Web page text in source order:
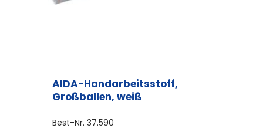
AIDA-Handarbeitsstoff,
Großballen, weiß
Best-Nr. 37.590